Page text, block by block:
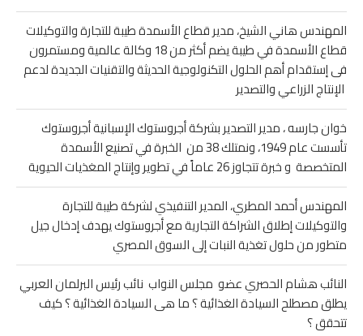
المهندس هاني الشيخ، مدير قطاع الأسمدة طيبة للتجارة والتوكيلات
قطاع الأسمدة في طيبة يضم أكثر من 18 وكالة عالمية ومستمرون
فى إستقدام أهم الحلول التكنولوجية الحديثة والتقنيات الجديدة لدعم
الإنتاج الزراعي والتصدير
خوان جارسه ، مدير التصدير بشركة أجروستوك الإسبانية أجروستوك
تأسست عام 1949، ونمتلك 38 من الخبرة في تصنيع الأسمدة
المتخصصة و خبرة تتجاوز 26 عاماً في تطوير وإنتاج المغذيات الحيوية
المهندس أحمد المطري، المدير التنفيذي لشركة طيبة للتجارة
والتوكيلات إطلاق الشراكة التجارية مع أجروستوك يهدف إدخال جيل
متطور من حلول تغذية النبات إلى السوق المصري
النائب هشام الحصري عضو مجلس النواب نائب رئيس البرلمان العربي
يطلق مصطلح السيادة الغذائية ؟ ما هى السيادة الغذائية ؟ كيف
تتحقق ؟